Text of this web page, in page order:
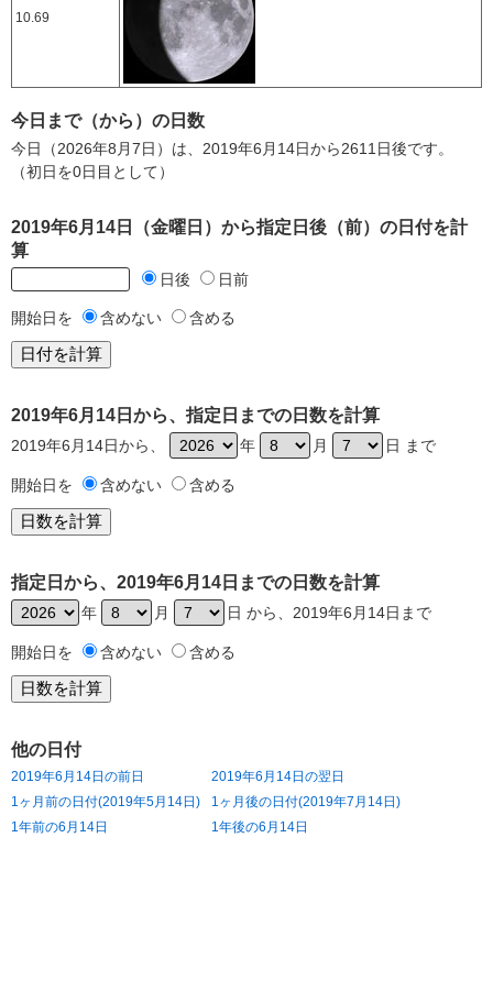
10.69
今日まで（から）の日数
今日（2026年8月7日）は、2019年6月14日から2611日後です。
（初日を0日目として）
2019年6月14日（金曜日）から指定日後（前）の日付を計
算
日後 日前
開始日を 含めない 含める
2019年6月14日から、指定日までの日数を計算
2019年6月14日から、 年 月 日 まで
開始日を 含めない 含める
指定日から、2019年6月14日までの日数を計算
年 月 日 から、2019年6月14日まで
開始日を 含めない 含める
他の日付
2019年6月14日の前日
2019年6月14日の翌日
1ヶ月前の日付(2019年5月14日)
1ヶ月後の日付(2019年7月14日)
1年前の6月14日
1年後の6月14日